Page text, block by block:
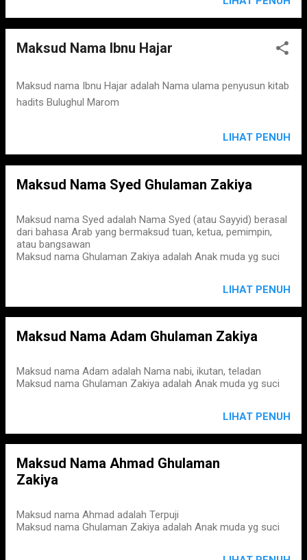
Maksud Nama Ibnu Hajar
Maksud nama Ibnu Hajar adalah Nama ulama penyusun kitab
hadits Bulughul Marom
LIHAT PENUH
Maksud Nama Syed Ghulaman Zakiya
Maksud nama Syed adalah Nama Syed (atau Sayyid) berasal
dari bahasa Arab yang bermaksud tuan, ketua, pemimpin,
atau bangsawan
Maksud nama Ghulaman Zakiya adalah Anak muda yg suci
LIHAT PENUH
Maksud Nama Adam Ghulaman Zakiya
Maksud nama Adam adalah Nama nabi, ikutan, teladan
Maksud nama Ghulaman Zakiya adalah Anak muda yg suci
LIHAT PENUH
Maksud Nama Ahmad Ghulaman
Zakiya
Maksud nama Ahmad adalah Terpuji
Maksud nama Ghulaman Zakiya adalah Anak muda yg suci